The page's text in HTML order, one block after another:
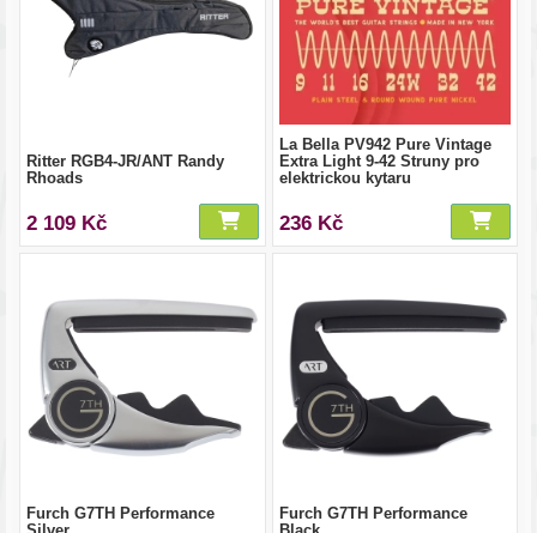
Ritter RGB4-JR/ANT Randy
Rhoads
2 109 Kč
La Bella PV942 Pure Vintage
Extra Light 9-42 Struny pro
elektrickou kytaru
236 Kč
Furch G7TH Performance
Furch G7TH Performance